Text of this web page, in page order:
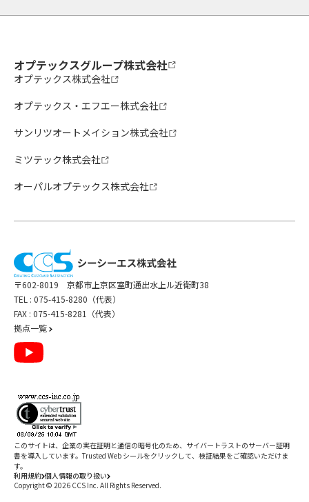
オプテックスグループ株式会社
オプテックス株式会社
オプテックス・エフエー株式会社
サンリツオートメイション株式会社
ミツテック株式会社
オーパルオプテックス株式会社
〒602-8019 京都市上京区室町通出水上ル近衛町38
TEL : 075-415-8280（代表）
FAX : 075-415-8281（代表）
拠点一覧
利用規約 個人情報の取り扱い
Copyright © 2026 CCS Inc. All Rights Reserved.
このサイトは、企業の実在証明と通信の暗号化のため、サイバートラストのサーバー証明
書を導入しています。Trusted Web シールをクリックして、検証結果をご確認いただけま
す。